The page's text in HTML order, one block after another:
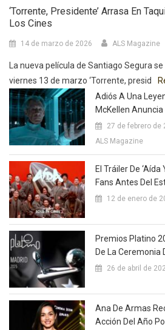
‘Torrente, Presidente’ Arrasa En
Los Cines
14 de marzo de 2026 ALS Magazine
La nueva película de Santiago Segura
viernes 13 de marzo ‘Torrente, presid
Adiós A Una
McKellen
27 de febrero de
ALS Magazine
El Tráiler De ‘Aída
Fans Antes Del
12 de enero de
Premios Platino
De La Ceremonia
26 de abril de
Ana De Armas
Acción Del Año